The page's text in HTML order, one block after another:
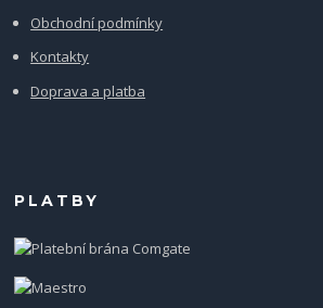
Obchodní podmínky
Kontakty
Doprava a platba
PLATBY